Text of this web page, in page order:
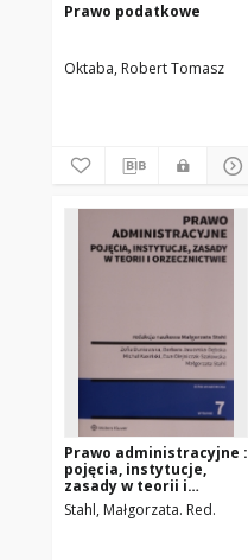
Prawo podatkowe
Oktaba, Robert Tomasz
Prawo administracyjne :
pojęcia, instytucje,
zasady w teorii i
orzecznictwie
Stahl, Małgorzata. Red.